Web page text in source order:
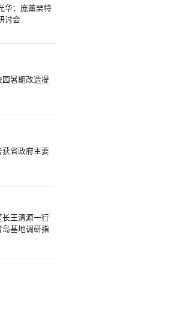
华：庞薰琹特
讨会
暑期改造提
省政府主要
长王清源一行
岛基地调研指